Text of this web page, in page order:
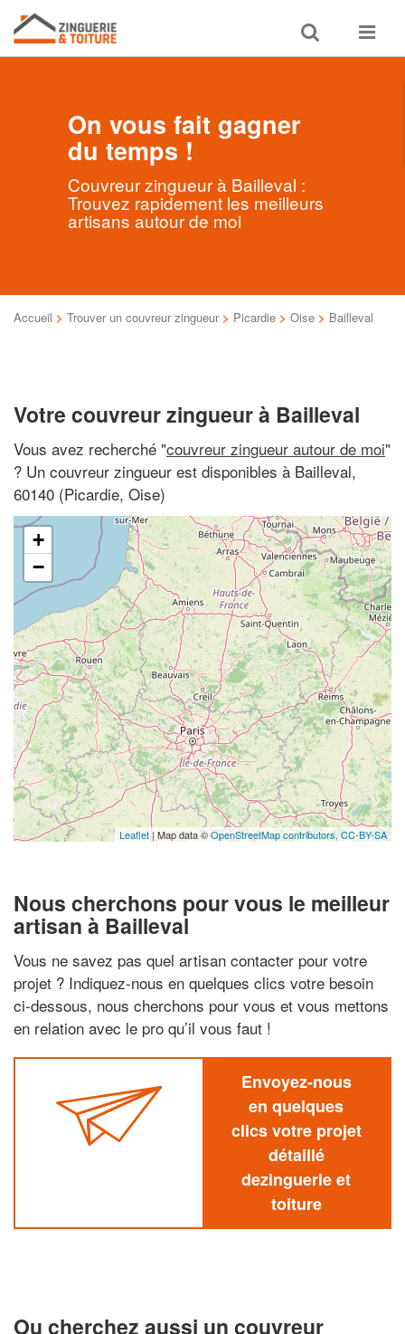
Toggle
search
Toggle
On vous fait gagner
du temps !
Couvreur zingueur à Bailleval :
Trouvez rapidement les meilleurs
artisans autour de moi
Accueil > Trouver un couvreur zingueur > Picardie > Oise > Bailleval
Votre couvreur zingueur à Bailleval
Vous avez recherché "couvreur zingueur autour de moi"
? Un couvreur zingueur est disponibles à Bailleval,
60140 (Picardie, Oise)
+
−
Leaflet | Map data ©OpenStreetMap contributors, CC-BY-SA
Nous cherchons pour vous le meilleur
artisan à Bailleval
Vous ne savez pas quel artisan contacter pour votre
projet ? Indiquez-nous en quelques clics votre besoin
ci-dessous, nous cherchons pour vous et vous mettons
en relation avec le pro qu’il vous faut !
Envoyez-nous
en quelques
clics votre projet
détaillé
dezinguerie et
toiture
Ou cherchez aussi un couvreur